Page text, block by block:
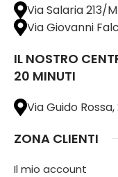
Via Salaria 213/
Via Giovanni
IL NOSTRO
20 MINUTI
Via Guido
ZONA CLIENTI
Il mio account